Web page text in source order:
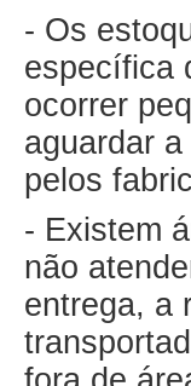
- Os
específica
ocorrer
aguardar
pelos
- Existem
não
entrega, a